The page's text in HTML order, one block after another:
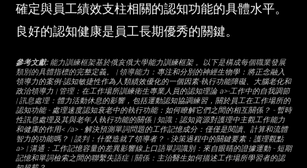
確定與員工績效支柱相關的認知功能的具體水平。
良好的認知健康是員工長期優秀的關鍵。
參考文獻:能力訓練框架基於俄亥俄大學能力訓練框架。以下是構成每個職業發展
類別的具體指標的完整定義。 | 領導能力： 專注和分別的神經生物學：將正念融入
領導力的案例-認知敏捷性作為人類績效優化的一個因素-執行功能障礙、大腦老化和
政治領導力| 管理： 在工作場所訓練衛生專業人員的認知理論 a>-工作中的自我調節
| 訊息處理： 體力活動休息的影響，包括運動認知協調練習，關於員工在工作場所的
認知功能- 處理速度認知衰老中的執行功能：如何瞭解它們之間的相互關係？ - 暫時
性訊息處理及其與老年人執行功能的關係| 知識： 認知資源對護理中主觀工作能力
和健康的作用< /a> - 解決預測單詞問題的工作記憶成分：僅僅是閱讀、計算和流體
智力的功能嗎？ | 談判： 什麼造就了領導者？ - 決策過程中的關鍵要素：護理觀點
a>| 溝通： 工作記憶容量的差異影響線上口語單詞識別：來自眼睛的證據運動- 短期
記憶和單詞檢索之間的聯繫失語症| 關係： 主治醫生如何描述工作場所學習者的認